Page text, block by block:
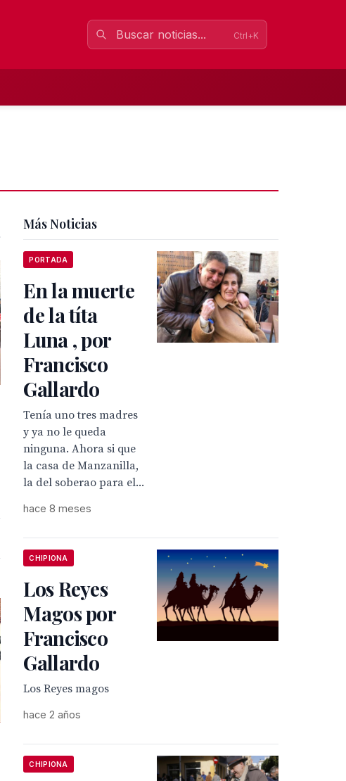
Ctrl+K
Más Noticias
PORTADA
En la muerte
de la títa
Luna , por
Francisco
Gallardo
Tenía uno tres madres
y ya no le queda
ninguna. Ahora si que
la casa de Manzanilla,
la del soberao para el...
hace 8 meses
CHIPIONA
Los Reyes
Magos por
Francisco
Gallardo
Los Reyes magos
hace 2 años
CHIPIONA